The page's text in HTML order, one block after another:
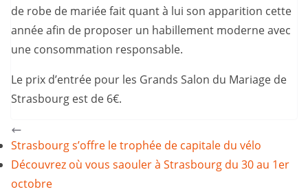
de robe de mariée fait quant à lui son apparition cette
année afin de proposer un habillement moderne avec
une consommation responsable.
Le prix d’entrée pour les Grands Salon du Mariage de
Strasbourg est de 6€.
Strasbourg s’offre le trophée de capitale du vélo
Découvrez où vous saouler à Strasbourg du 30 au 1er
octobre